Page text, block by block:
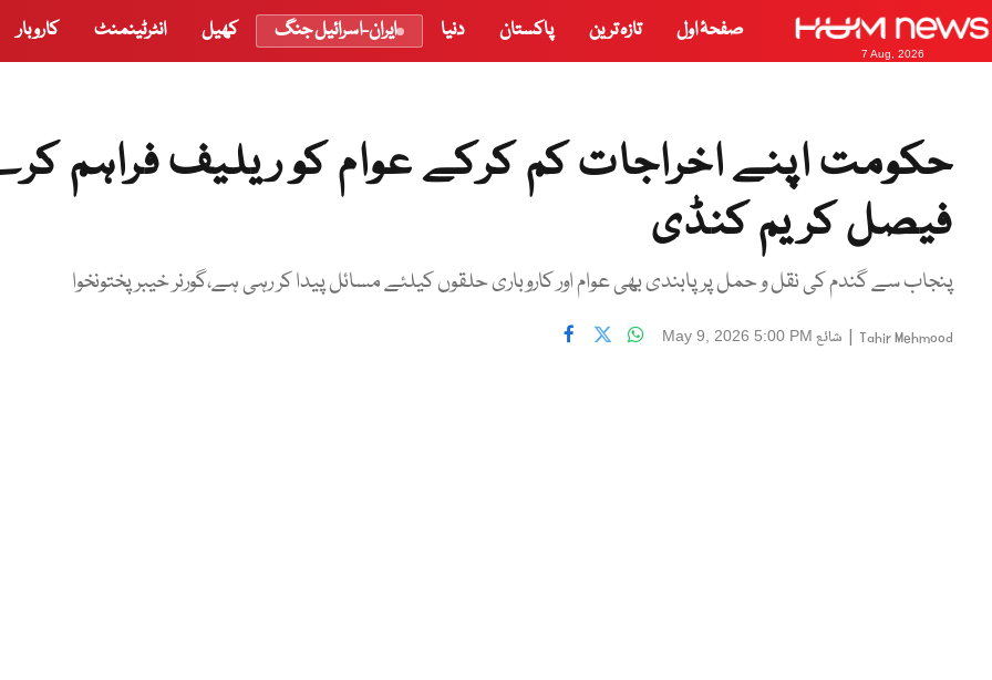
7 Aug, 2026
صفحۂ اول تازہ ترین پاکستان دنیا ایران-اسرائیل جنگ کھیل انٹرٹینمنٹ کاروبار
حکومت اپنے اخراجات کم کرکے عوام کو ریلیف فراہم
فیصل کریم کنڈی
پنجاب سے گندم کی نقل و حمل پر پابندی بھی عوام اور کاروباری حلقوں کیلئے مسائل پیدا کر رہی ہے،گورنر خیبرپختونخوا
Tahir Mehmood
| شائع May 9, 2026 5:00 PM